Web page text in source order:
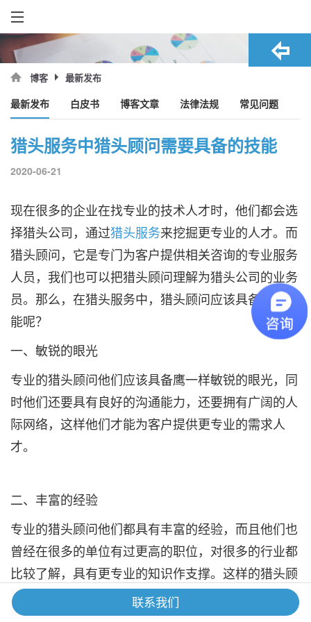
博客 最新发布
最新发布 白皮书 博客文章 法律法规 常见问题
猎头服务中猎头顾问需要具备的技能
2020-06-21
现在很多的企业在找专业的技术人才时，他们都会选
择猎头公司，通过猎头服务来挖掘更专业的人才。而
猎头顾问，它是专门为客户提供相关咨询的专业服务
人员，我们也可以把猎头顾问理解为猎头公司的业务
员。那么，在猎头服务中，猎头顾问应该具备哪些技
能呢？
一、敏锐的眼光
专业的猎头顾问他们应该具备鹰一样敏锐的眼光，同
时他们还要具有良好的沟通能力，还要拥有广阔的人
际网络，这样他们才能为客户提供更专业的需求人
才。
二、丰富的经验
专业的猎头顾问他们都具有丰富的经验，而且他们也
曾经在很多的单位有过更高的职位，对很多的行业都
比较了解，具有更专业的知识作支撑。这样的猎头顾
问才能为客户提供的意见才更有参考价值，同时他们
还可以为人才提供职业发展指导，它可以为企业及人
联系我们